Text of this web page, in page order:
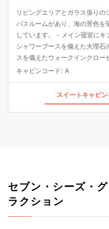
リビングエリアとガラス張り
バスルームがあり、海の景色
しています。 - メイン寝室に
シャワーブースを備えた大理
スを備えたウォークインクロー
キャビンコード: A
スイートキャビ
セブン・シーズ・
ラクション